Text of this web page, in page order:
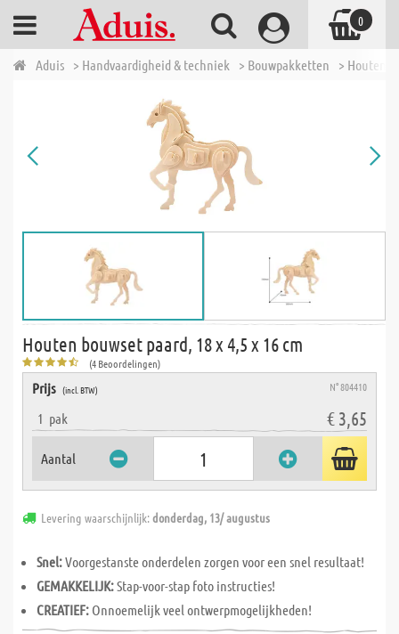
Aduis > Handvaardigheid & techniek > Bouwpakketten > Houten
Houten bouwset paard, 18 x 4,5 x 16 cm
(4 Beoordelingen)
Prijs (incl. BTW) N° 804410
1 pak € 3,65
Aantal
Levering waarschijnlijk:donderdag, 13/ augustus
Snel:Voorgestanste onderdelen zorgen voor een snel resultaat!
GEMAKKELIJK:Stap-voor-stap foto instructies!
CREATIEF: Onnoemelijk veel ontwerpmogelijkheden!
0